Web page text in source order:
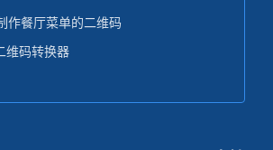
作餐厅菜单的二维码
维码转换器